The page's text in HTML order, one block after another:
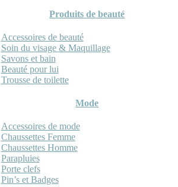
Produits de beauté
Accessoires de beauté
Soin du visage & Maquillage
Savons et bain
Beauté pour lui
Trousse de toilette
Mode
Accessoires de mode
Chaussettes Femme
Chaussettes Homme
Parapluies
Porte clefs
Pin’s et Badges